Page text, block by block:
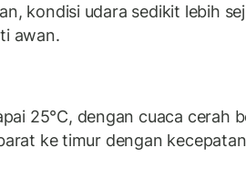
kondisi udara sedikit lebih
awan.
25°C, dengan cuaca cerah
ke timur dengan